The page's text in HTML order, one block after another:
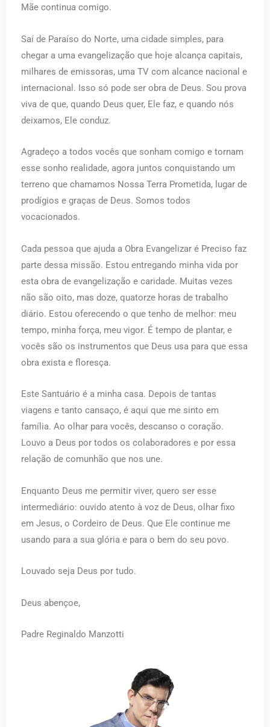
Mãe continua comigo.
Saí de Paraíso do Norte, uma cidade simples, para
chegar a uma evangelização que hoje alcança capitais,
milhares de emissoras, uma TV com alcance nacional e
internacional. Isso só pode ser obra de Deus. Sou prova
viva de que, quando Deus quer, Ele faz, e quando nós
deixamos, Ele conduz.
Agradeço a todos vocês que sonham comigo e tornam
esse sonho realidade, agora juntos conquistando um
terreno que chamamos Nossa Terra Prometida, lugar de
prodígios e graças de Deus. Somos todos
vocacionados.
Cada pessoa que ajuda a Obra Evangelizar é Preciso faz
parte dessa missão. Estou entregando minha vida por
esta obra de evangelização e caridade. Muitas vezes
não são oito, mas doze, quatorze horas de trabalho
diário. Estou oferecendo o que tenho de melhor: meu
tempo, minha força, meu vigor. É tempo de plantar, e
vocês são os instrumentos que Deus usa para que essa
obra exista e floresça.
Este Santuário é a minha casa. Depois de tantas
viagens e tanto cansaço, é aqui que me sinto em
família. Ao olhar para vocês, descanso o coração.
Louvo a Deus por todos os colaboradores e por essa
relação de comunhão que nos une.
Enquanto Deus me permitir viver, quero ser esse
intermediário: ouvido atento à voz de Deus, olhar fixo
em Jesus, o Cordeiro de Deus. Que Ele continue me
usando para a sua glória e para o bem do seu povo.
Louvado seja Deus por tudo.
Deus abençoe,
Padre Reginaldo Manzotti